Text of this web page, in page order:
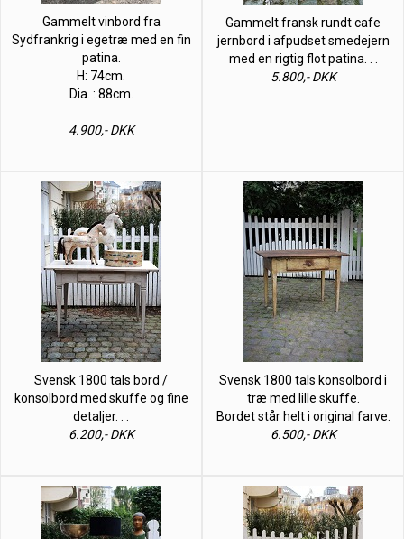
Gammelt vinbord fra
Sydfrankrig i egetræ med en fin
patina.
H: 74cm.
Dia. : 88cm.
4.900,- DKK
Gammelt fransk rundt cafe
jernbord i afpudset smedejern
med en rigtig flot patina. . .
5.800,- DKK
Svensk 1800 tals bord /
konsolbord med skuffe og fine
detaljer. . .
6.200,- DKK
Svensk 1800 tals konsolbord i
træ med lille skuffe.
Bordet står helt i original farve.
6.500,- DKK